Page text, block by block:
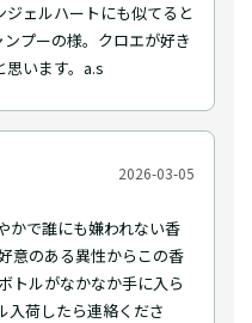
ジェルハートにも似てると
プーの様。クロエが好き
います。a.s
2026-03-05
かで誰にも嫌われない香
意のある異性からこの香
トルがなかなか手に入ら
入荷したら連絡くださ